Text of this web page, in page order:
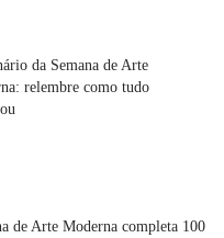
da Semana de Arte
relembre como tudo
de Arte Moderna completa 100